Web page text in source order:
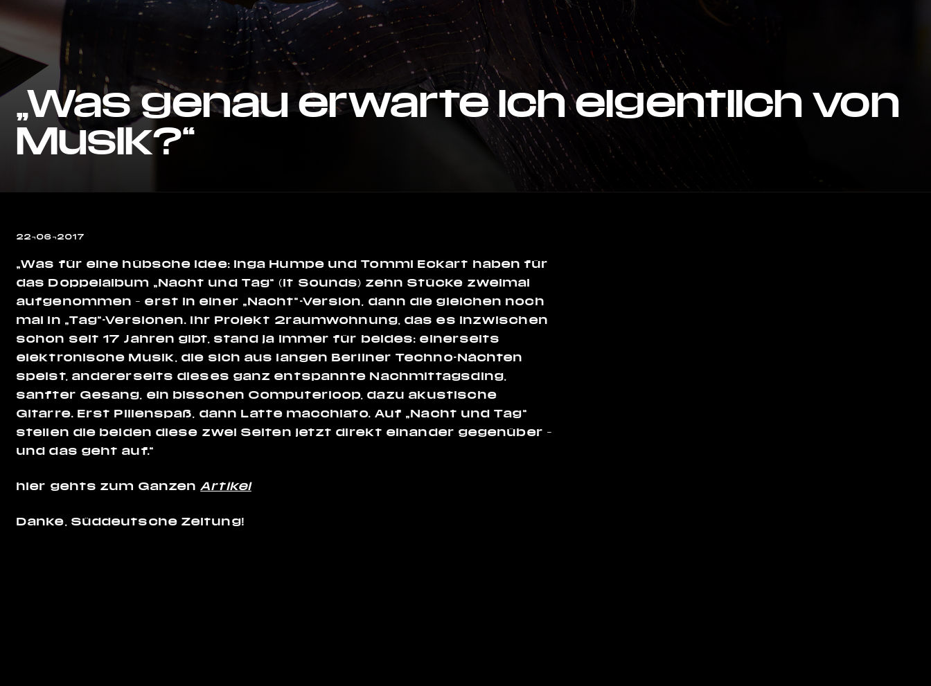
„Was genau erwarte ich eigentlich von
Musik?“
22¬06¬2017
„Was für eine hübsche Idee: Inga Humpe und Tommi Eckart haben für
das Doppelalbum „Nacht und Tag“ (It Sounds) zehn Stücke zweimal
aufgenommen – erst in einer „Nacht“-Version, dann die gleichen noch
mal in „Tag“-Versionen. Ihr Projekt 2raumwohnung , das es inzwischen
schon seit17 Jahren gibt, stand ja immer für beides: einerseits
elektronische Musik, die sich aus langen Berliner Techno-Nächten
speist, andererseits dieses ganz entspannte Nachmittagsding,
sanfter Gesang, ein bisschen Computerloop, dazu akustische
Gitarre. Erst Pillenspaß, dann Latte macchiato. Auf „Nacht und Tag“
stellen die beiden diese zwei Seiten jetzt direkt einander gegenüber –
und das geht auf.“
hier gehts zum Ganzen Artikel
Danke, Süddeutsche Zeitung!